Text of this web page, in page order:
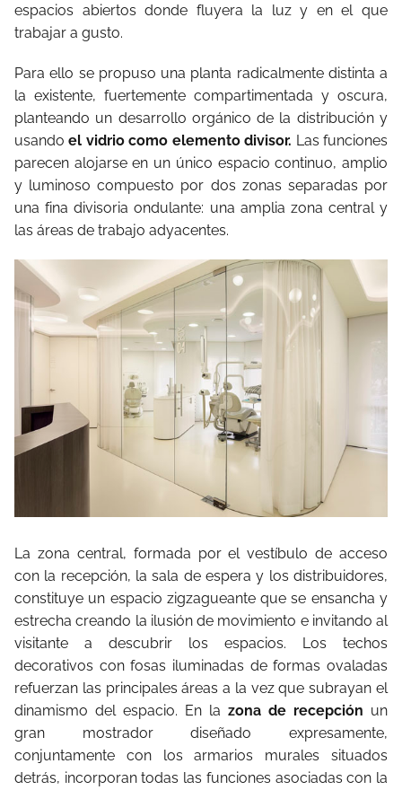
espacios abiertos donde fluyera la luz y en el que
trabajar a gusto.
Para ello se propuso una planta radicalmente distinta a
la existente, fuertemente compartimentada y oscura,
planteando un desarrollo orgánico de la distribución y
usandoel vidrio como elemento divisor. Las funciones
parecen alojarse en un único espacio continuo, amplio
y luminoso compuesto por dos zonas separadas por
una fina divisoria ondulante: una amplia zona central y
las áreas de trabajo adyacentes.
La zona central, formada por el vestíbulo de acceso
con la recepción, la sala de espera y los distribuidores,
constituye un espacio zigzagueante que se ensancha y
estrecha creando la ilusión de movimiento e invitando al
visitante a descubrir los espacios. Los techos
decorativos con fosas iluminadas de formas ovaladas
refuerzan las principales áreas a la vez que subrayan el
dinamismo del espacio. En la zona de recepción un
gran mostrador diseñado expresamente,
conjuntamente con los armarios murales situados
detrás, incorporan todas las funciones asociadas con la